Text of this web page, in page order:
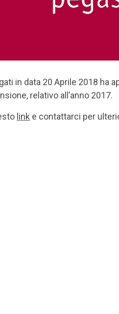
in data 20 Aprile 2018 ha
relativo all’anno 2017.
link e contattarci per